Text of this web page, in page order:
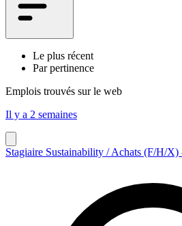
Le plus récent
Par pertinence
Emplois trouvés sur le web
Il y a 2 semaines
Stagiaire Sustainability / Achats (F/H/